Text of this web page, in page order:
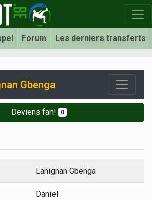
Forum Les derniers transferts
Gbenga
Deviens fan! 0
Lanignan Gbenga
Daniel